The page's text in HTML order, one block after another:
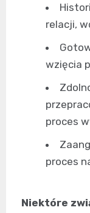
relacji,
wzięcia
proces
proces
Niektóre